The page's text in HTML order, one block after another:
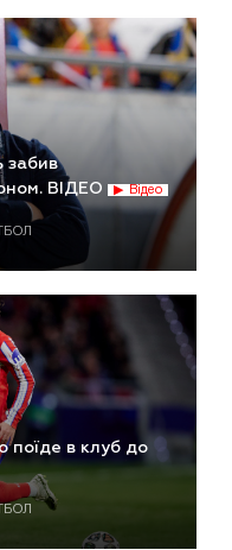
забив
ВІДЕО
Відео
поїде в клуб до